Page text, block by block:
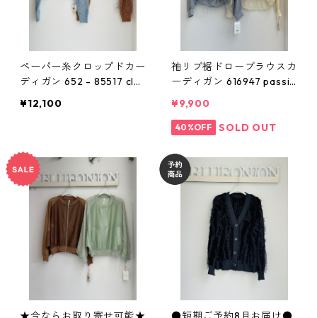
ペーパー糸クロップドカー
ディガン 652 - 85517 clo
¥12,100
袖リブ裾ドローブラウスカ
ーディガン 616947 passio
¥9,900
40%OFF SOLD OUT